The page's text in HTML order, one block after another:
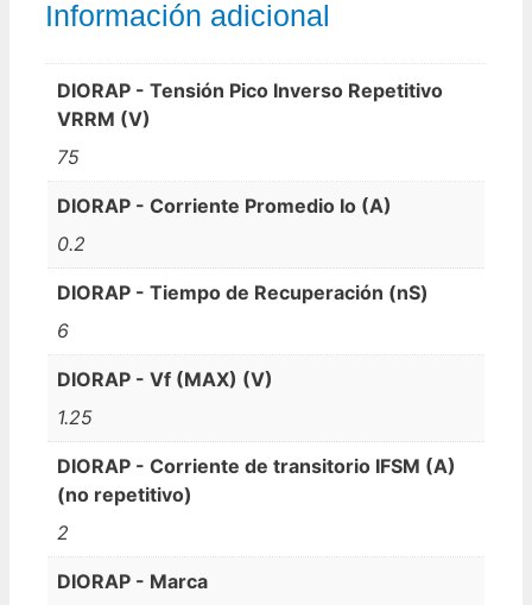
Información adicional
DIORAP - Tensión Pico Inverso Repetitivo
VRRM (V)
75
DIORAP - Corriente Promedio Io (A)
0.2
DIORAP - Tiempo de Recuperación (nS)
6
DIORAP - Vf (MAX) (V)
1.25
DIORAP - Corriente de transitorio IFSM (A)
(no repetitivo)
2
DIORAP - Marca